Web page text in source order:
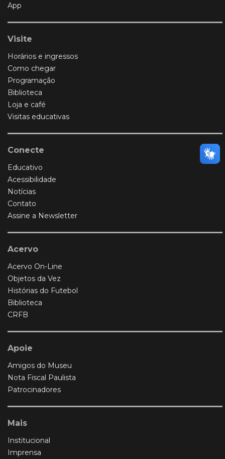
App
Visite
Horários e ingressos
Como chegar
Programação
Biblioteca
Loja e café
Visitas educativas
Conecte
Educativo
Acessibilidade
Notícias
Contato
Assine a Newsletter
Acervo
Acervo On-Line
Objetos da Vez
Histórias do Futebol
Biblioteca
CRFB
Apoie
Amigos do Museu
Nota Fiscal Paulista
Patrocinadores
Mais
Institucional
Imprensa